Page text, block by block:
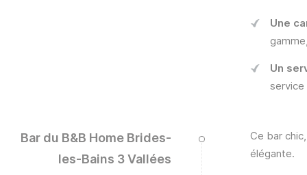
Une
Un
Bar du B&B Home Brides-
les-Bains 3 Vallées
Ce bar
élégante.